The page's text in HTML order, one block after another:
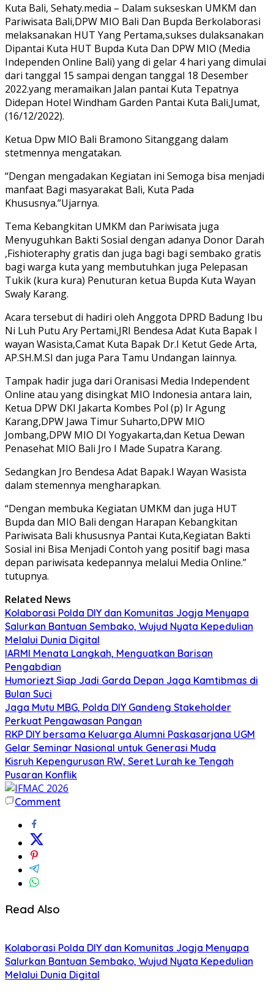
Kuta Bali, Sehaty.media – Dalam sukseskan UMKM dan
Pariwisata Bali,DPW MIO Bali Dan Bupda Berkolaborasi
melaksanakan HUT Yang Pertama,sukses dulaksanakan
Dipantai Kuta HUT Bupda Kuta Dan DPW MIO (Media
Independen Online Bali) yang di gelar 4 hari yang dimulai
dari tanggal 15 sampai dengan tanggal 18 Desember
2022.yang meramaikan Jalan pantai Kuta Tepatnya
Didepan Hotel Windham Garden Pantai Kuta Bali,Jumat,
(16/12/2022).
Ketua Dpw MIO Bali Bramono Sitanggang dalam
stetmennya mengatakan.
“Dengan mengadakan Kegiatan ini Semoga bisa menjadi
manfaat Bagi masyarakat Bali, Kuta Pada
Khususnya.”Ujarnya.
Tema Kebangkitan UMKM dan Pariwisata juga
Menyuguhkan Bakti Sosial dengan adanya Donor Darah
,Fishioteraphy gratis dan juga bagi bagi sembako gratis
bagi warga kuta yang membutuhkan juga Pelepasan
Tukik (kura kura) Penuturan ketua Bupda Kuta Wayan
Swaly Karang.
Acara tersebut di hadiri oleh Anggota DPRD Badung Ibu
Ni Luh Putu Ary Pertami,JRI Bendesa Adat Kuta Bapak I
wayan Wasista,Camat Kuta Bapak Dr.I Ketut Gede Arta,
AP.SH.M.SI dan juga Para Tamu Undangan lainnya.
Tampak hadir juga dari Oranisasi Media Independent
Online atau yang disingkat MIO Indonesia antara lain,
Ketua DPW DKI Jakarta Kombes Pol (p) Ir Agung
Karang,DPW Jawa Timur Suharto,DPW MIO
Jombang,DPW MIO DI Yogyakarta,dan Ketua Dewan
Penasehat MIO Bali Jro I Made Supatra Karang.
Sedangkan Jro Bendesa Adat Bapak.I Wayan Wasista
dalam stemennya mengharapkan.
“Dengan membuka Kegiatan UMKM dan juga HUT
Bupda dan MIO Bali dengan Harapan Kebangkitan
Pariwisata Bali khususnya Pantai Kuta,Kegiatan Bakti
Sosial ini Bisa Menjadi Contoh yang positif bagi masa
depan pariwisata kedepannya melalui Media Online.”
tutupnya.
Related News
Kolaborasi Polda DIY dan Komunitas Jogja Menyapa
Salurkan Bantuan Sembako, Wujud Nyata Kepedulian
Melalui Dunia Digital
IARMI Menata Langkah, Menguatkan Barisan
Pengabdian
Humoriezt Siap Jadi Garda Depan Jaga Kamtibmas di
Bulan Suci
Jaga Mutu MBG, Polda DIY Gandeng Stakeholder
Perkuat Pengawasan Pangan
RKP DIY bersama Keluarga Alumni Paskasarjana UGM
Gelar Seminar Nasional untuk Generasi Muda
Kisruh Kepengurusan RW, Seret Lurah ke Tengah
Pusaran Konflik
Comment
Read Also
Kolaborasi Polda DIY dan Komunitas Jogja Menyapa
Salurkan Bantuan Sembako, Wujud Nyata Kepedulian
Melalui Dunia Digital